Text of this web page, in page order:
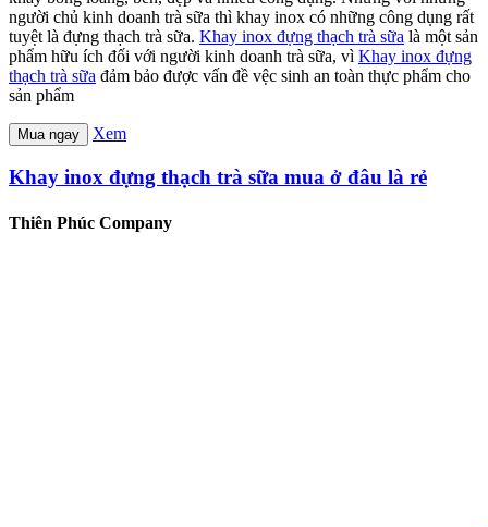
người chủ kinh doanh trà sữa thì khay inox có những công dụng rất
tuyệt là đựng thạch trà sữa. Khay inox đựng thạch trà sữa là một sản
phẩm hữu ích đối với người kinh doanh trà sữa, vì Khay inox đựng
thạch trà sữa đảm bảo được vấn đề vệc sinh an toàn thực phẩm cho
sản phẩm
Mua ngay Xem
Khay inox đựng thạch trà sữa mua ở đâu là rẻ
Thiên Phúc Company